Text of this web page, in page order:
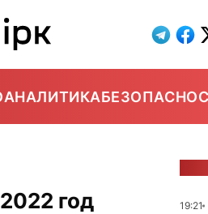
АНАЛИТИКА
год
19:21